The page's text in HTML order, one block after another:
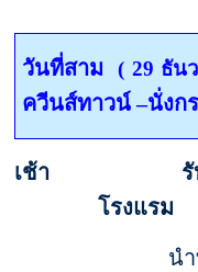
วันที่สาม ( 29 ธัน
ควีนส์ทาวน์–นั่งก
เช้า รับประท
โรงแรม
น